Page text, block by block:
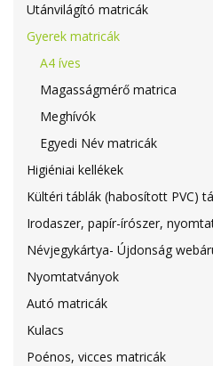
Utánvilágító matricák
Gyerek matricák
A4 íves
Magasságmérő matrica
Meghívók
Egyedi Név matricák
Higiéniai kellékek
Kültéri táblák (habosított PVC)
Irodaszer, papír-írószer,
Névjegykártya- Újdonság
Nyomtatványok
Autó matricák
Kulacs
Poénos, vicces matricák